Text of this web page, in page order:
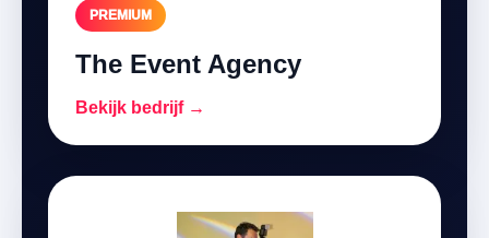
PREMIUM
The Event Agency
Bekijk bedrijf →